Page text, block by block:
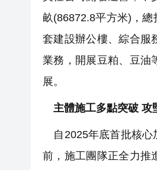
畝(86872.8平方米)，
套建設辦公樓、綜合服
業務，開展豆粕、豆油
展。
主體施工多點突破 攻
自2025年底首批核心
前，施工團隊正全力推